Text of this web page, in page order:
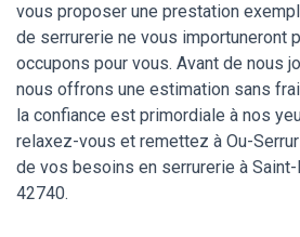
vous proposer une prestation
de serrurerie ne vous importuneront
occupons pour vous. Avant de nous
nous offrons une estimation sans
la confiance est primordiale à nos
relaxez-vous et remettez à Ou-
de vos besoins en serrurerie à
42740.